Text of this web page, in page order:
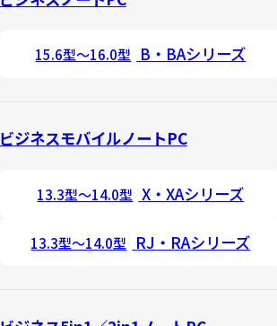
15.6型～16.0型 B・BAシリーズ
ビジネスモバイルノートPC
13.3型～14.0型 X・XAシリーズ
13.3型～14.0型 RJ・RAシリーズ